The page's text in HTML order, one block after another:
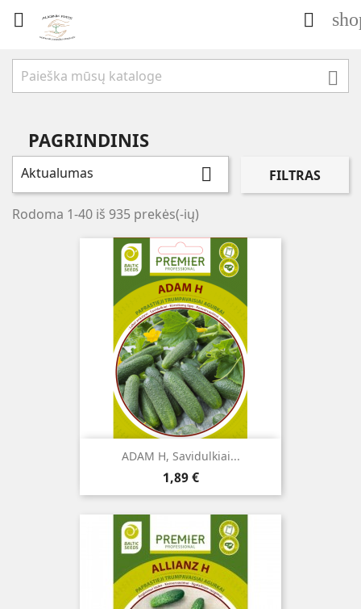
 

PAGRINDINIS
Aktualumas  FILTRAS
Rodoma 1-40 iš 935 prekės(-ių)
ADAM H, Savidulkiai...
Kaina
1,89 €